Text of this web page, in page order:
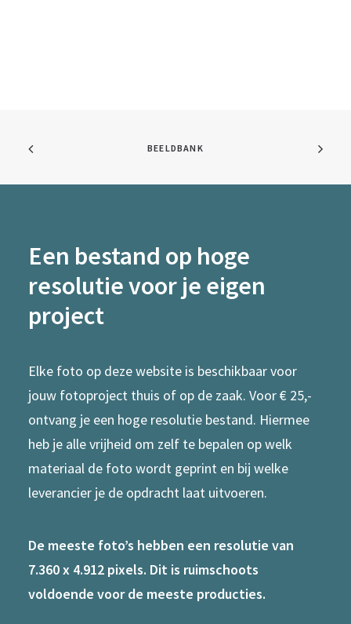
BEELDBANK
Een bestand op hoge
resolutie voor je eigen
project
Elke foto op deze website is beschikbaar voor
jouw fotoproject thuis of op de zaak. Voor € 25,-
ontvang je een hoge resolutie bestand. Hiermee
heb je alle vrijheid om zelf te bepalen op welk
materiaal de foto wordt geprint en bij welke
leverancier je de opdracht laat uitvoeren.
De meeste foto’s hebben een resolutie van
7.360 x 4.912 pixels. Dit is ruimschoots
voldoende voor de meeste producties.